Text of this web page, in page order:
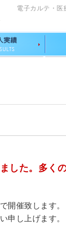
電子カルテ・医
した。多く
開催致します。
申し上げます。